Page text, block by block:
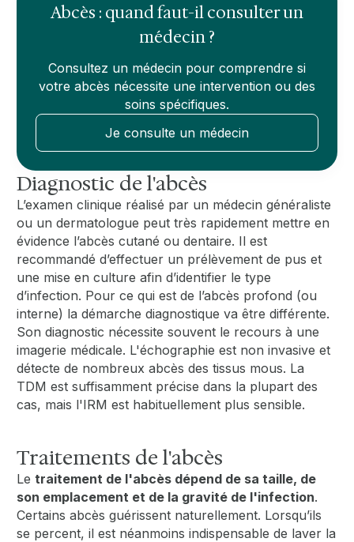
Abcès : quand faut-il consulter un
médecin ?
Consultez un médecin pour comprendre si
votre abcès nécessite une intervention ou des
soins spécifiques.
Je consulte un médecin
Diagnostic de l'abcès
L’examen clinique réalisé par un médecin généraliste
ou un dermatologue peut très rapidement mettre en
évidence l’abcès cutané ou dentaire. Il est
recommandé d’effectuer un prélèvement de pus et
une mise en culture afin d’identifier le type
d’infection. Pour ce qui est de l’abcès profond (ou
interne) la démarche diagnostique va être différente.
Son diagnostic nécessite souvent le recours à une
imagerie médicale. L'échographie est non invasive et
détecte de nombreux abcès des tissus mous. La
TDM est suffisamment précise dans la plupart des
cas, mais l'IRM est habituellement plus sensible.
Traitements de l'abcès
Letraitement de l'abcès dépend de sa taille, de
son emplacement et de la gravité de l'infection.
Certains abcès guérissent naturellement. Lorsqu’ils
se percent, il est néanmoins indispensable de laver la